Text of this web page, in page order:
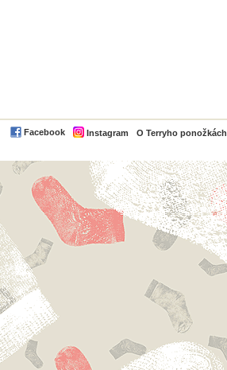
Facebook Instagram O Terryho ponožkách